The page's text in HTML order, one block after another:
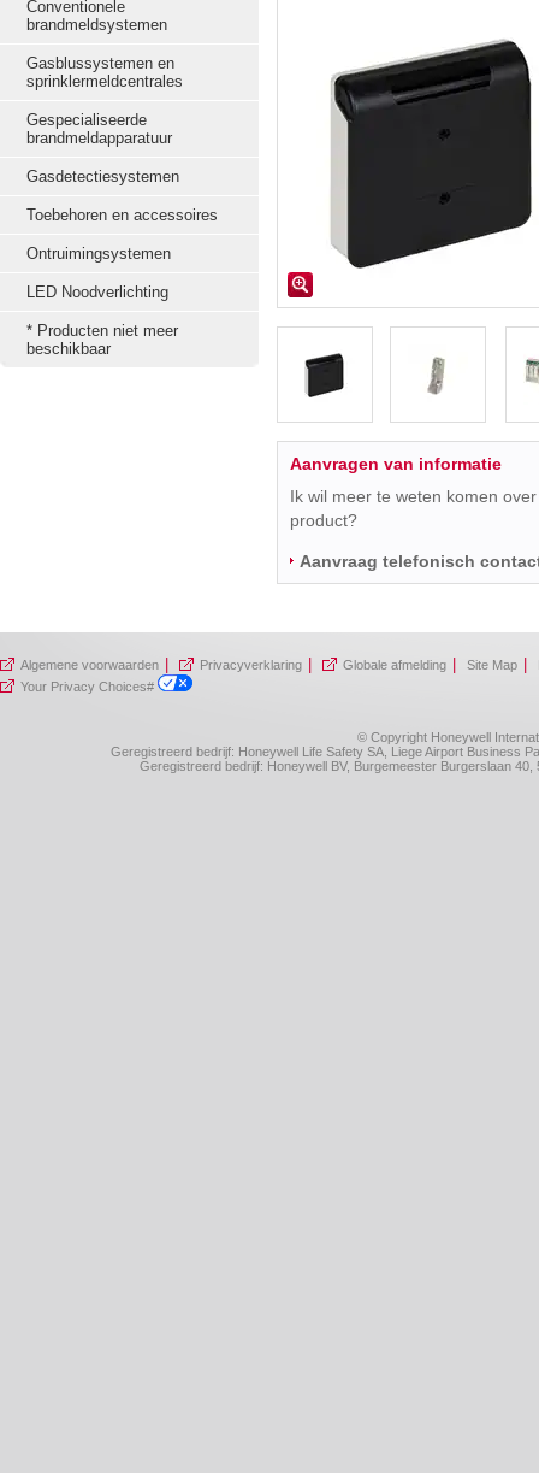
Conventionele
brandmeldsystemen
Gasblussystemen en
sprinklermeldcentrales
Gespecialiseerde
brandmeldapparatuur
Gasdetectiesystemen
Toebehoren en accessoires
Ontruimingsystemen
LED Noodverlichting
* Producten niet meer
beschikbaar
Aanvragen van informatie
Ik wil meer te weten komen
product?
Aanvraag telefonisch
Algemene voorwaarden Privacyverklaring Globale afmelding Site Map
Your Privacy Choices#
© Copyright Honeywell
Geregistreerd bedrijf: Honeywell Life Safety SA, Liege Airport Business
Geregistreerd bedrijf: Honeywell BV, Burgemeester Burgerslaan